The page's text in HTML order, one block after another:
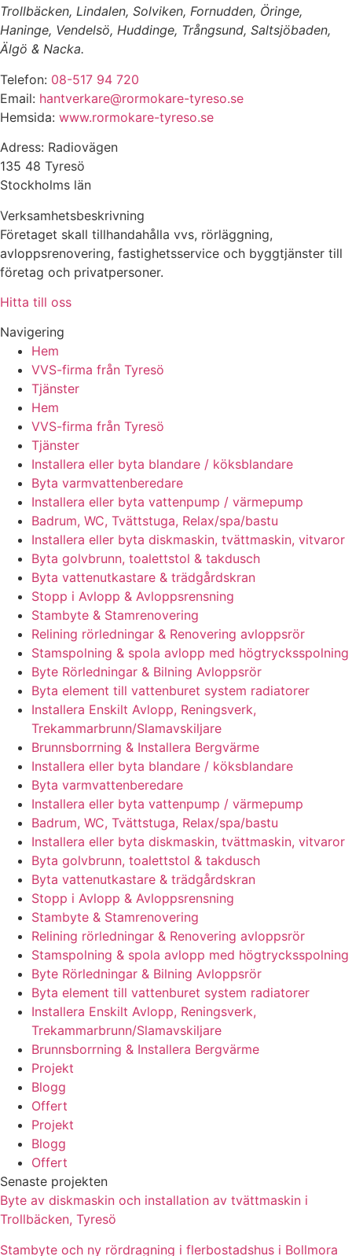
Trollbäcken, Lindalen, Solviken, Fornudden, Öringe,
Haninge, Vendelsö, Huddinge, Trångsund, Saltsjöbaden,
Älgö & Nacka.
Telefon: 08-517 94 720
Email: hantverkare@rormokare-tyreso.se
Hemsida: www.rormokare-tyreso.se
Adress: Radiovägen
135 48 Tyresö
Stockholms län
Verksamhetsbeskrivning
Företaget skall tillhandahålla vvs, rörläggning,
avloppsrenovering, fastighetsservice och byggtjänster till
företag och privatpersoner.
Hitta till oss
Navigering
Hem
VVS-firma från Tyresö
Tjänster
Hem
VVS-firma från Tyresö
Tjänster
Installera eller byta blandare / köksblandare
Byta varmvattenberedare
Installera eller byta vattenpump / värmepump
Badrum, WC, Tvättstuga, Relax/spa/bastu
Installera eller byta diskmaskin, tvättmaskin, vitvaror
Byta golvbrunn, toalettstol & takdusch
Byta vattenutkastare & trädgårdskran
Stopp i Avlopp & Avloppsrensning
Stambyte & Stamrenovering
Relining rörledningar & Renovering avloppsrör
Stamspolning & spola avlopp med högtrycksspolning
Byte Rörledningar & Bilning Avloppsrör
Byta element till vattenburet system radiatorer
Installera Enskilt Avlopp, Reningsverk,
Trekammarbrunn/Slamavskiljare
Brunnsborrning & Installera Bergvärme
Installera eller byta blandare / köksblandare
Byta varmvattenberedare
Installera eller byta vattenpump / värmepump
Badrum, WC, Tvättstuga, Relax/spa/bastu
Installera eller byta diskmaskin, tvättmaskin, vitvaror
Byta golvbrunn, toalettstol & takdusch
Byta vattenutkastare & trädgårdskran
Stopp i Avlopp & Avloppsrensning
Stambyte & Stamrenovering
Relining rörledningar & Renovering avloppsrör
Stamspolning & spola avlopp med högtrycksspolning
Byte Rörledningar & Bilning Avloppsrör
Byta element till vattenburet system radiatorer
Installera Enskilt Avlopp, Reningsverk,
Trekammarbrunn/Slamavskiljare
Brunnsborrning & Installera Bergvärme
Projekt
Blogg
Offert
Projekt
Blogg
Offert
Senaste projekten
Byte av diskmaskin och installation av tvättmaskin i
Trollbäcken, Tyresö
Stambyte och ny rördragning i flerbostadshus i Bollmora